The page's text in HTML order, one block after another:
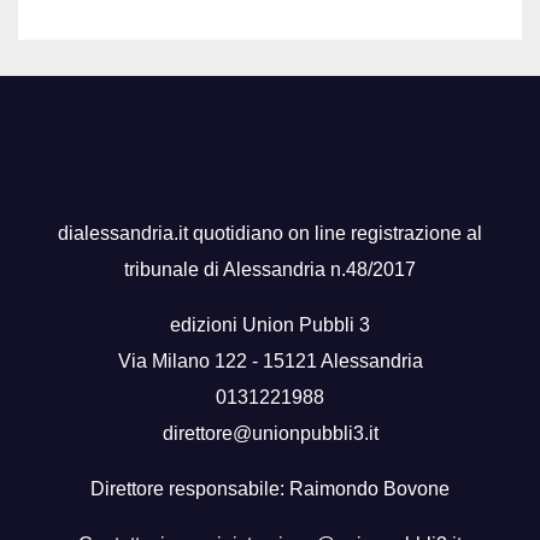
dialessandria.it quotidiano on line registrazione al
tribunale di Alessandria n.48/2017
edizioni Union Pubbli 3
Via Milano 122 - 15121 Alessandria
0131221988
direttore@unionpubbli3.it
Direttore responsabile: Raimondo Bovone